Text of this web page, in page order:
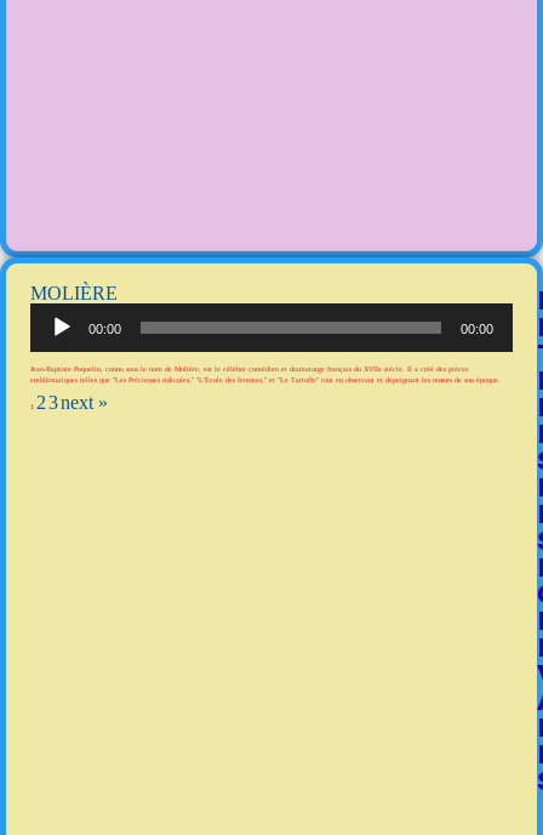
MOLIÈRE
00:00 00:00
Jean-Baptiste Poquelin, connu sous le nom de Molière, est le célèbre comédien et dramaturge français du XVIIe siècle. Il a créé des pièces
emblématiques telles que "Les Précieuses ridicules," "L'École des femmes," et "Le Tartuffe" tout en observant et dépeignant les mœurs de son époque.
1 23next »